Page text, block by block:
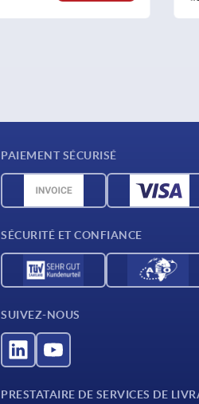
PAIEMENT SÉCURISÉ
SÉCURITÉ ET CONFIANCE
SUIVEZ-NOUS
PRESTATAIRE DE SERVICES DE